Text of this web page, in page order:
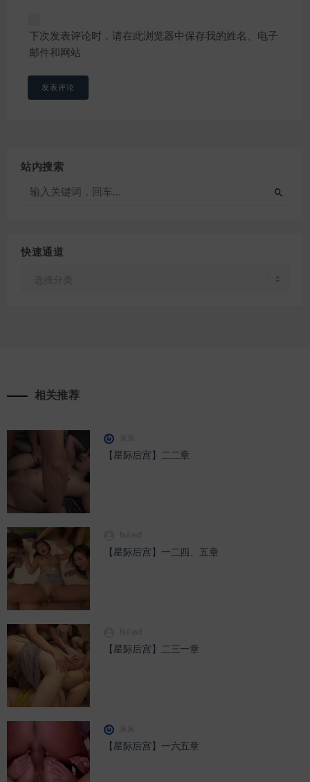
下次发表评论时，请在此浏览器中保存我的姓名、电子
邮件和网站
站内搜索
快速通道
相关推荐
灰灰
【星际后宫】二二章
【星际后宫】一二四、五章
【星际后宫】二三一章
灰灰
【星际后宫】一六五章